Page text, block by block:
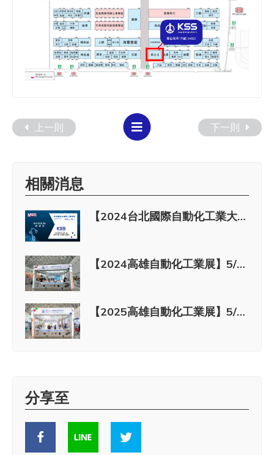
上一則 下一則
相關消息
【2024台北國際自動化工業大展】8/21(三)~8/24(六) 開展囉~
【2024高雄自動化工業展】5/15(三)~5/18(六) 開展囉~
【2025高雄自動化工業展】5/21(三)~5/24(六) 開展囉~
分享至